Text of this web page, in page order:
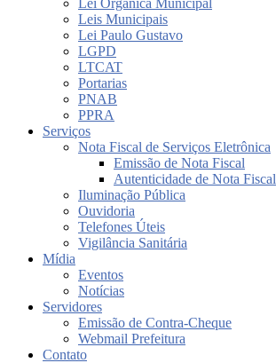
Lei Orgânica Municipal
Leis Municipais
Lei Paulo Gustavo
LGPD
LTCAT
Portarias
PNAB
PPRA
Serviços
Nota Fiscal de Serviços Eletrônica
Emissão de Nota Fiscal
Autenticidade de Nota Fiscal
Iluminação Pública
Ouvidoria
Telefones Úteis
Vigilância Sanitária
Mídia
Eventos
Notícias
Servidores
Emissão de Contra-Cheque
Webmail Prefeitura
Contato